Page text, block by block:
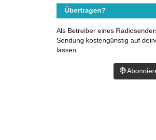
Übertragen?
Als Betreiber eines
Sendung kostengünstig auf
lassen.